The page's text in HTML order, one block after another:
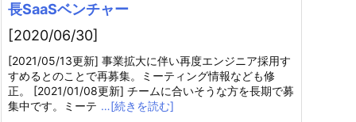
長SaaSベンチャー
[2020/06/30]
[2021/05/13更新] 事業拡大に伴い再度エンジニア採用す
すめるとのことで再募集。ミーティング情報なども修
正。 [2021/01/08更新] チームに合いそうな方を長期で募
集中です。ミーテ …[続きを読む]